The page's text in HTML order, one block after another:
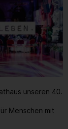
unseren 40.
Menschen mit